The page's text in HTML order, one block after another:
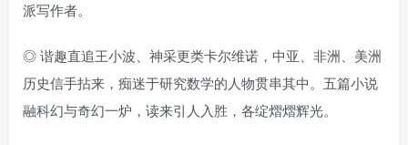
派写作者。
◎ 谐趣直追王小波、神采更类卡尔维诺，中亚、非洲、美洲
历史信手拈来，痴迷于研究数学的人物贯串其中。五篇小说
融科幻与奇幻一炉，读来引人入胜，各绽熠熠辉光。